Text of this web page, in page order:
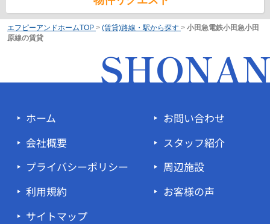
エフピーアンドホームTOP > (賃貸)路線・駅から探す > 小田急電鉄小田急小田
原線の賃貸
ホーム
会社概要
プライバシーポリシー
利用規約
サイトマップ
お問い合わせ
スタッフ紹介
周辺施設
お客様の声